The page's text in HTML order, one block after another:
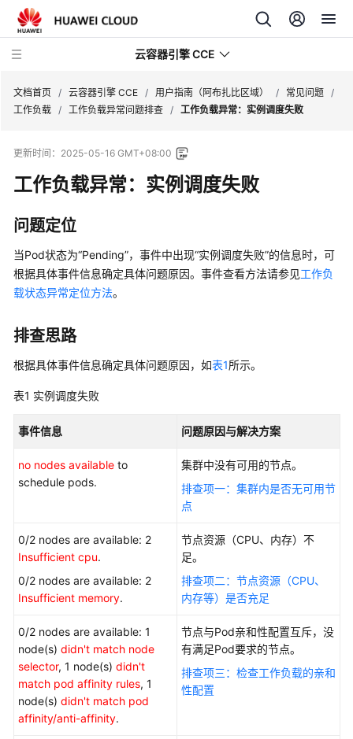
云容器引擎 CCE
最
动
态
服
务
产
介
费
说
Kubernetes
基
知
识
入
门
文档首页 / 云容器引擎 CCE / 用户指南（阿布扎比区域） / 常见问题 /
工作负载 / 工作负载异常问题排查 / 工作负载异常：实例调度失败
更新时间： 2025-05-16 GMT+08:00
工作负载异常：实例调度失败
问题定位
当Pod状态为“Pending”，事件中出现“实例调度失败”的信息时，可
根据具体事件信息确定具体问题原因。事件查看方法请参见工作负
载状态异常定位方法。
排查思路
根据具体事件信息确定具体问题原因，如表1所示。
表1 实例调度失败
事件信息 问题原因与解决方案
no nodes available to
schedule pods.
集群中没有可用的节点。
排查项一：集群内是否无可用节
点
0/2 nodes are available: 2
Insufficient cpu.
0/2 nodes are available: 2
Insufficient memory.
节点资源（CPU、内存）不
足。
排查项二：节点资源（CPU、
内存等）是否充足
0/2 nodes are available: 1
node(s) didn't match node
selector, 1 node(s) didn't
match pod affinity rules, 1
node(s) didn't match pod
affinity/anti-affinity.
节点与Pod亲和性配置互斥，没
有满足Pod要求的节点。
排查项三：检查工作负载的亲和
性配置